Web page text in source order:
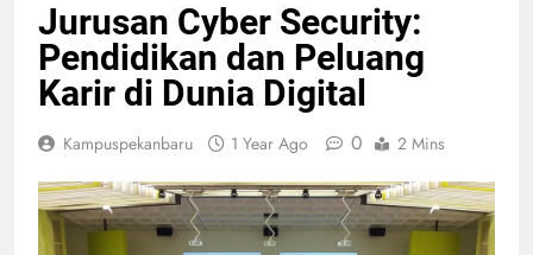
Jurusan Cyber Security:
Pendidikan dan Peluang
Karir di Dunia Digital
Kampuspekanbaru 1 Year Ago 0 2 Mins